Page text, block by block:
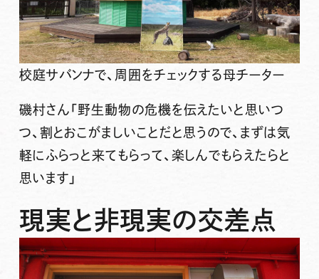
校庭サバンナで、周囲をチェックする母チーター
磯村さん 「野生動物の危機を伝えたいと思いつ
つ、割とおこがましいことだと思うので、まずは気
軽にふらっと来てもらって、楽しんでもらえたらと
思います」
現実と非現実の交差点